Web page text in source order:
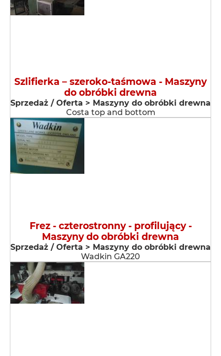
Szlifierka – szeroko-taśmowa - Maszyny
do obróbki drewna
Sprzedaż / Oferta > Maszyny do obróbki drewna
Costa top and bottom
Frez - czterostronny - profilujący -
Maszyny do obróbki drewna
Sprzedaż / Oferta > Maszyny do obróbki drewna
Wadkin GA220